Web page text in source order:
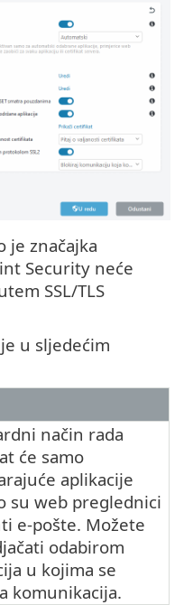
je značajka
Security neće
SSL/TLS
u sljedećim
način rada
će samo
aplikacije
su web preglednici
e-pošte. Možete
odabirom
u kojima se
komunikacija.